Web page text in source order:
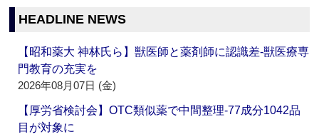
HEADLINE NEWS
【昭和薬大 神林氏ら】獣医師と薬剤師に認識差‐獣医療専
門教育の充実を
2026年08月07日 (金)
【厚労省検討会】OTC類似薬で中間整理‐77成分1042品
目が対象に